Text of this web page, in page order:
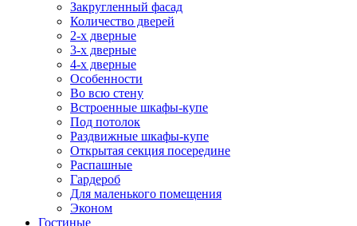
Закругленный фасад
Количество дверей
2-х дверные
3-х дверные
4-х дверные
Особенности
Во всю стену
Встроенные шкафы-купе
Под потолок
Раздвижные шкафы-купе
Открытая секция посередине
Распашные
Гардероб
Для маленького помещения
Эконом
Гостиные